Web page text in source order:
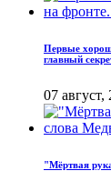
Первые
главный
07 август,
"Мёртвая